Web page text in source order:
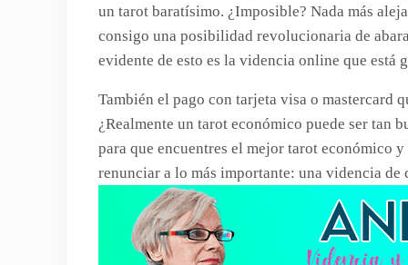
un tarot baratísimo. ¿Imposible? Nada más
consigo una posibilidad revolucionaria de
evidente de esto es la videncia online que está
También el pago con tarjeta visa o mastercard
¿Realmente un tarot económico puede ser tan
para que encuentres el mejor tarot económico
renunciar a lo más importante: una videncia